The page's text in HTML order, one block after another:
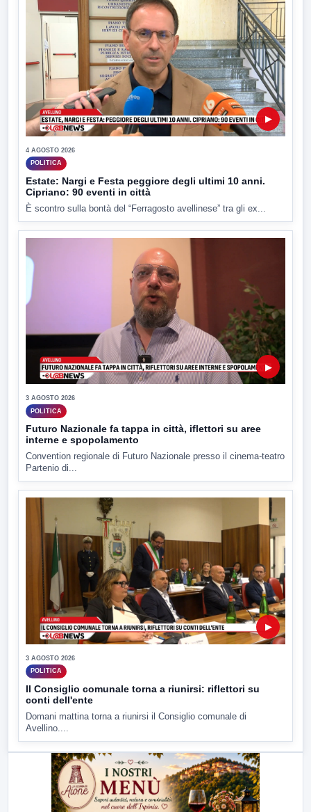
▶
4 AGOSTO 2026
POLITICA
Estate: Nargi e Festa peggiore degli ultimi 10 anni.
Cipriano: 90 eventi in città
È scontro sulla bontà del “Ferragosto avellinese” tra gli ex...
▶
3 AGOSTO 2026
POLITICA
Futuro Nazionale fa tappa in città, iflettori su aree
interne e spopolamento
Convention regionale di Futuro Nazionale presso il cinema-teatro
Partenio di...
▶
3 AGOSTO 2026
POLITICA
Il Consiglio comunale torna a riunirsi: riflettori su
conti dell'ente
Domani mattina torna a riunirsi il Consiglio comunale di
Avellino....